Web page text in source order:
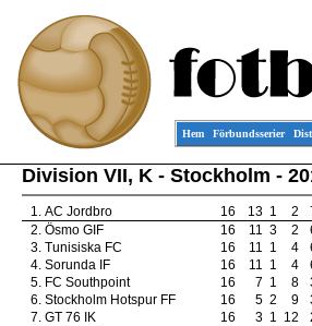
Hem Förbundsserier
Division VII, K - Stockholm -
1. AC Jordbro 16 13 1 2
2. Ösmo GIF 16 11 3 2
3. Tunisiska FC 16 11 1 4
4. Sorunda IF 16 11 1 4
5. FC Southpoint 16 7 1 8
6. Stockholm Hotspur FF 16 5 2 9
7. GT 76 IK 16 3 1 12